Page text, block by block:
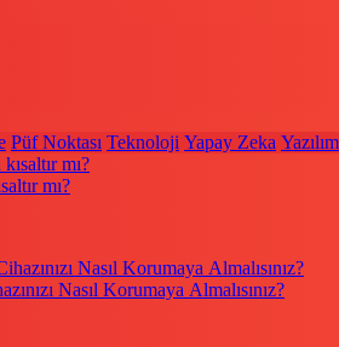
Püf Noktası Teknoloji Yapay Zeka Yazılım
mı?
Nasıl Korumaya Almalısınız?